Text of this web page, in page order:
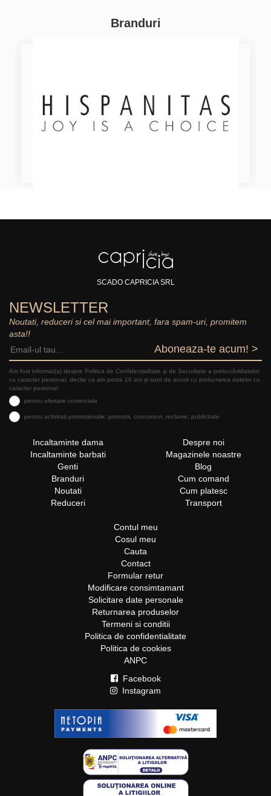
Branduri
SCADO CAPRICIA SRL
NEWSLETTER
Noutati, reduceri si cel mai important, fara spam-uri, promitem
asta!!
Aboneaza-te acum! >
Am fost informat(a) despre Politica de Confidențialitate şi de Securitate a prelucrăriidatelor
cu caracter personal, declar ca am peste 16 ani și sunt de acord cu prelucrarea datelor cu
caracter personal:
pentru ofertare comerciala
pentru activitati promotionale: promotii, concursuri, reclame, publicitate
Incaltaminte dama
Incaltaminte barbati
Genti
Branduri
Noutati
Reduceri
Despre noi
Magazinele noastre
Blog
Cum comand
Cum platesc
Transport
Contul meu
Cosul meu
Cauta
Contact
Formular retur
Modificare consimtamant
Solicitare date personale
Returnarea produselor
Termeni si conditii
Politica de confidentialitate
Politica de cookies
ANPC
Facebook
Instagram